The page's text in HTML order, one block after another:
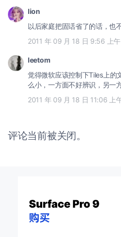
lion
以后家庭把固话省了的话，也
2011 年 09 月 18 日 9:56 上午
leetom
觉得微软应该控制下Tiles上的
么小，一方面不好辨识，另一
2011 年 09 月 18 日 11:06 上
评论当前被关闭。